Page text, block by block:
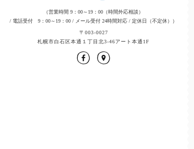
（営業時間 9：00～19：00（時間外応相談）
/ 電話受付 9：00～19：00 / メール受付 24時間対応 / 定休日（不定休））
〒003-0027
札幌市白石区本通１丁目北3-46アート本通1F